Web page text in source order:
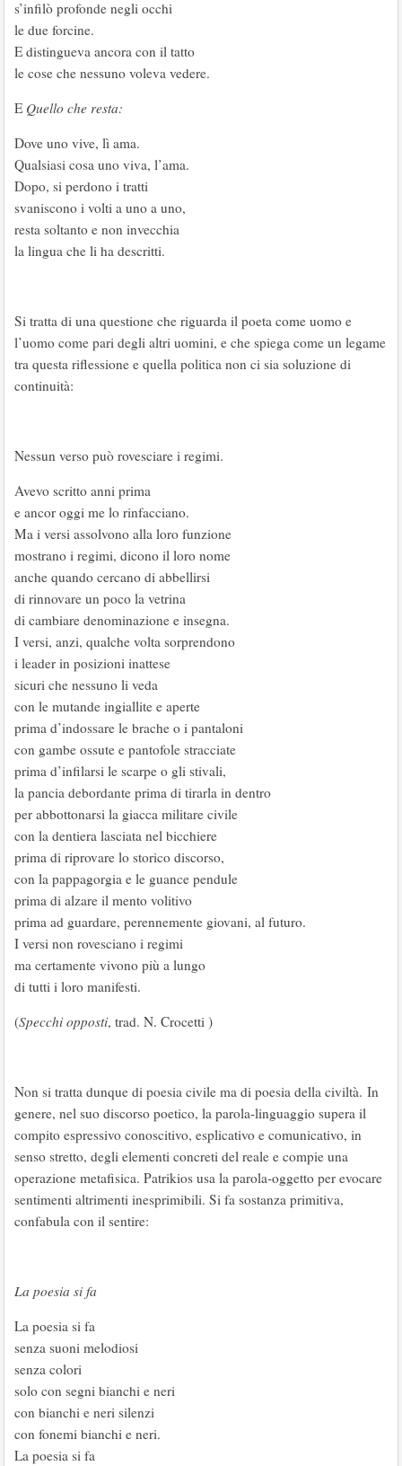
s’infilò profonde negli occhi
le due forcine.
E distingueva ancora con il tatto
le cose che nessuno voleva vedere.
E Quello che resta:
Dove uno vive, lì ama.
Qualsiasi cosa uno viva, l’ama.
Dopo, si perdono i tratti
svaniscono i volti a uno a uno,
resta soltanto e non invecchia
la lingua che li ha descritti.
Si tratta di una questione che riguarda il poeta come uomo e
l’uomo come pari degli altri uomini, e che spiega come un legame
tra questa riflessione e quella politica non ci sia soluzione di
continuità:
Nessun verso può rovesciare i regimi.
Avevo scritto anni prima
e ancor oggi me lo rinfacciano.
Ma i versi assolvono alla loro funzione
mostrano i regimi, dicono il loro nome
anche quando cercano di abbellirsi
di rinnovare un poco la vetrina
di cambiare denominazione e insegna.
I versi, anzi, qualche volta sorprendono
i leader in posizioni inattese
sicuri che nessuno li veda
con le mutande ingiallite e aperte
prima d’indossare le brache o i pantaloni
con gambe ossute e pantofole stracciate
prima d’infilarsi le scarpe o gli stivali,
la pancia debordante prima di tirarla in dentro
per abbottonarsi la giacca militare civile
con la dentiera lasciata nel bicchiere
prima di riprovare lo storico discorso,
con la pappagorgia e le guance pendule
prima di alzare il mento volitivo
prima ad guardare, perennemente giovani, al futuro.
I versi non rovesciano i regimi
ma certamente vivono più a lungo
di tutti i loro manifesti.
(Specchi opposti, trad. N. Crocetti )
Non si tratta dunque di poesia civile ma di poesia della civiltà. In
genere, nel suo discorso poetico, la parola-linguaggio supera il
compito espressivo conoscitivo, esplicativo e comunicativo, in
senso stretto, degli elementi concreti del reale e compie una
operazione metafisica. Patrikios usa la parola-oggetto per evocare
sentimenti altrimenti inesprimibili. Si fa sostanza primitiva,
confabula con il sentire:
La poesia si fa
La poesia si fa
senza suoni melodiosi
senza colori
solo con segni bianchi e neri
con bianchi e neri silenzi
con fonemi bianchi e neri.
La poesia si fa